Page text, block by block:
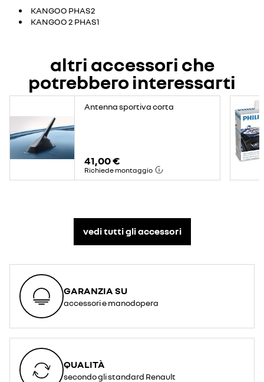
KANGOO PHAS2
KANGOO 2 PHAS1
altri accessori che
potrebbero interessarti
Antenna sportiva corta
41,00 €
Richiede montaggio
vedi tutti gli accessori​
GARANZIA SU
accessori e manodopera
QUALITÀ
secondo gli standard Renault